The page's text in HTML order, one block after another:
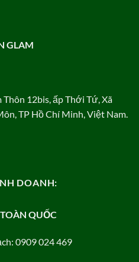
GLAM
12bis, ấp Thới Tứ, Xã
TP Hồ Chí Minh, Việt Nam.
DOANH:
QUỐC
0909 024 469